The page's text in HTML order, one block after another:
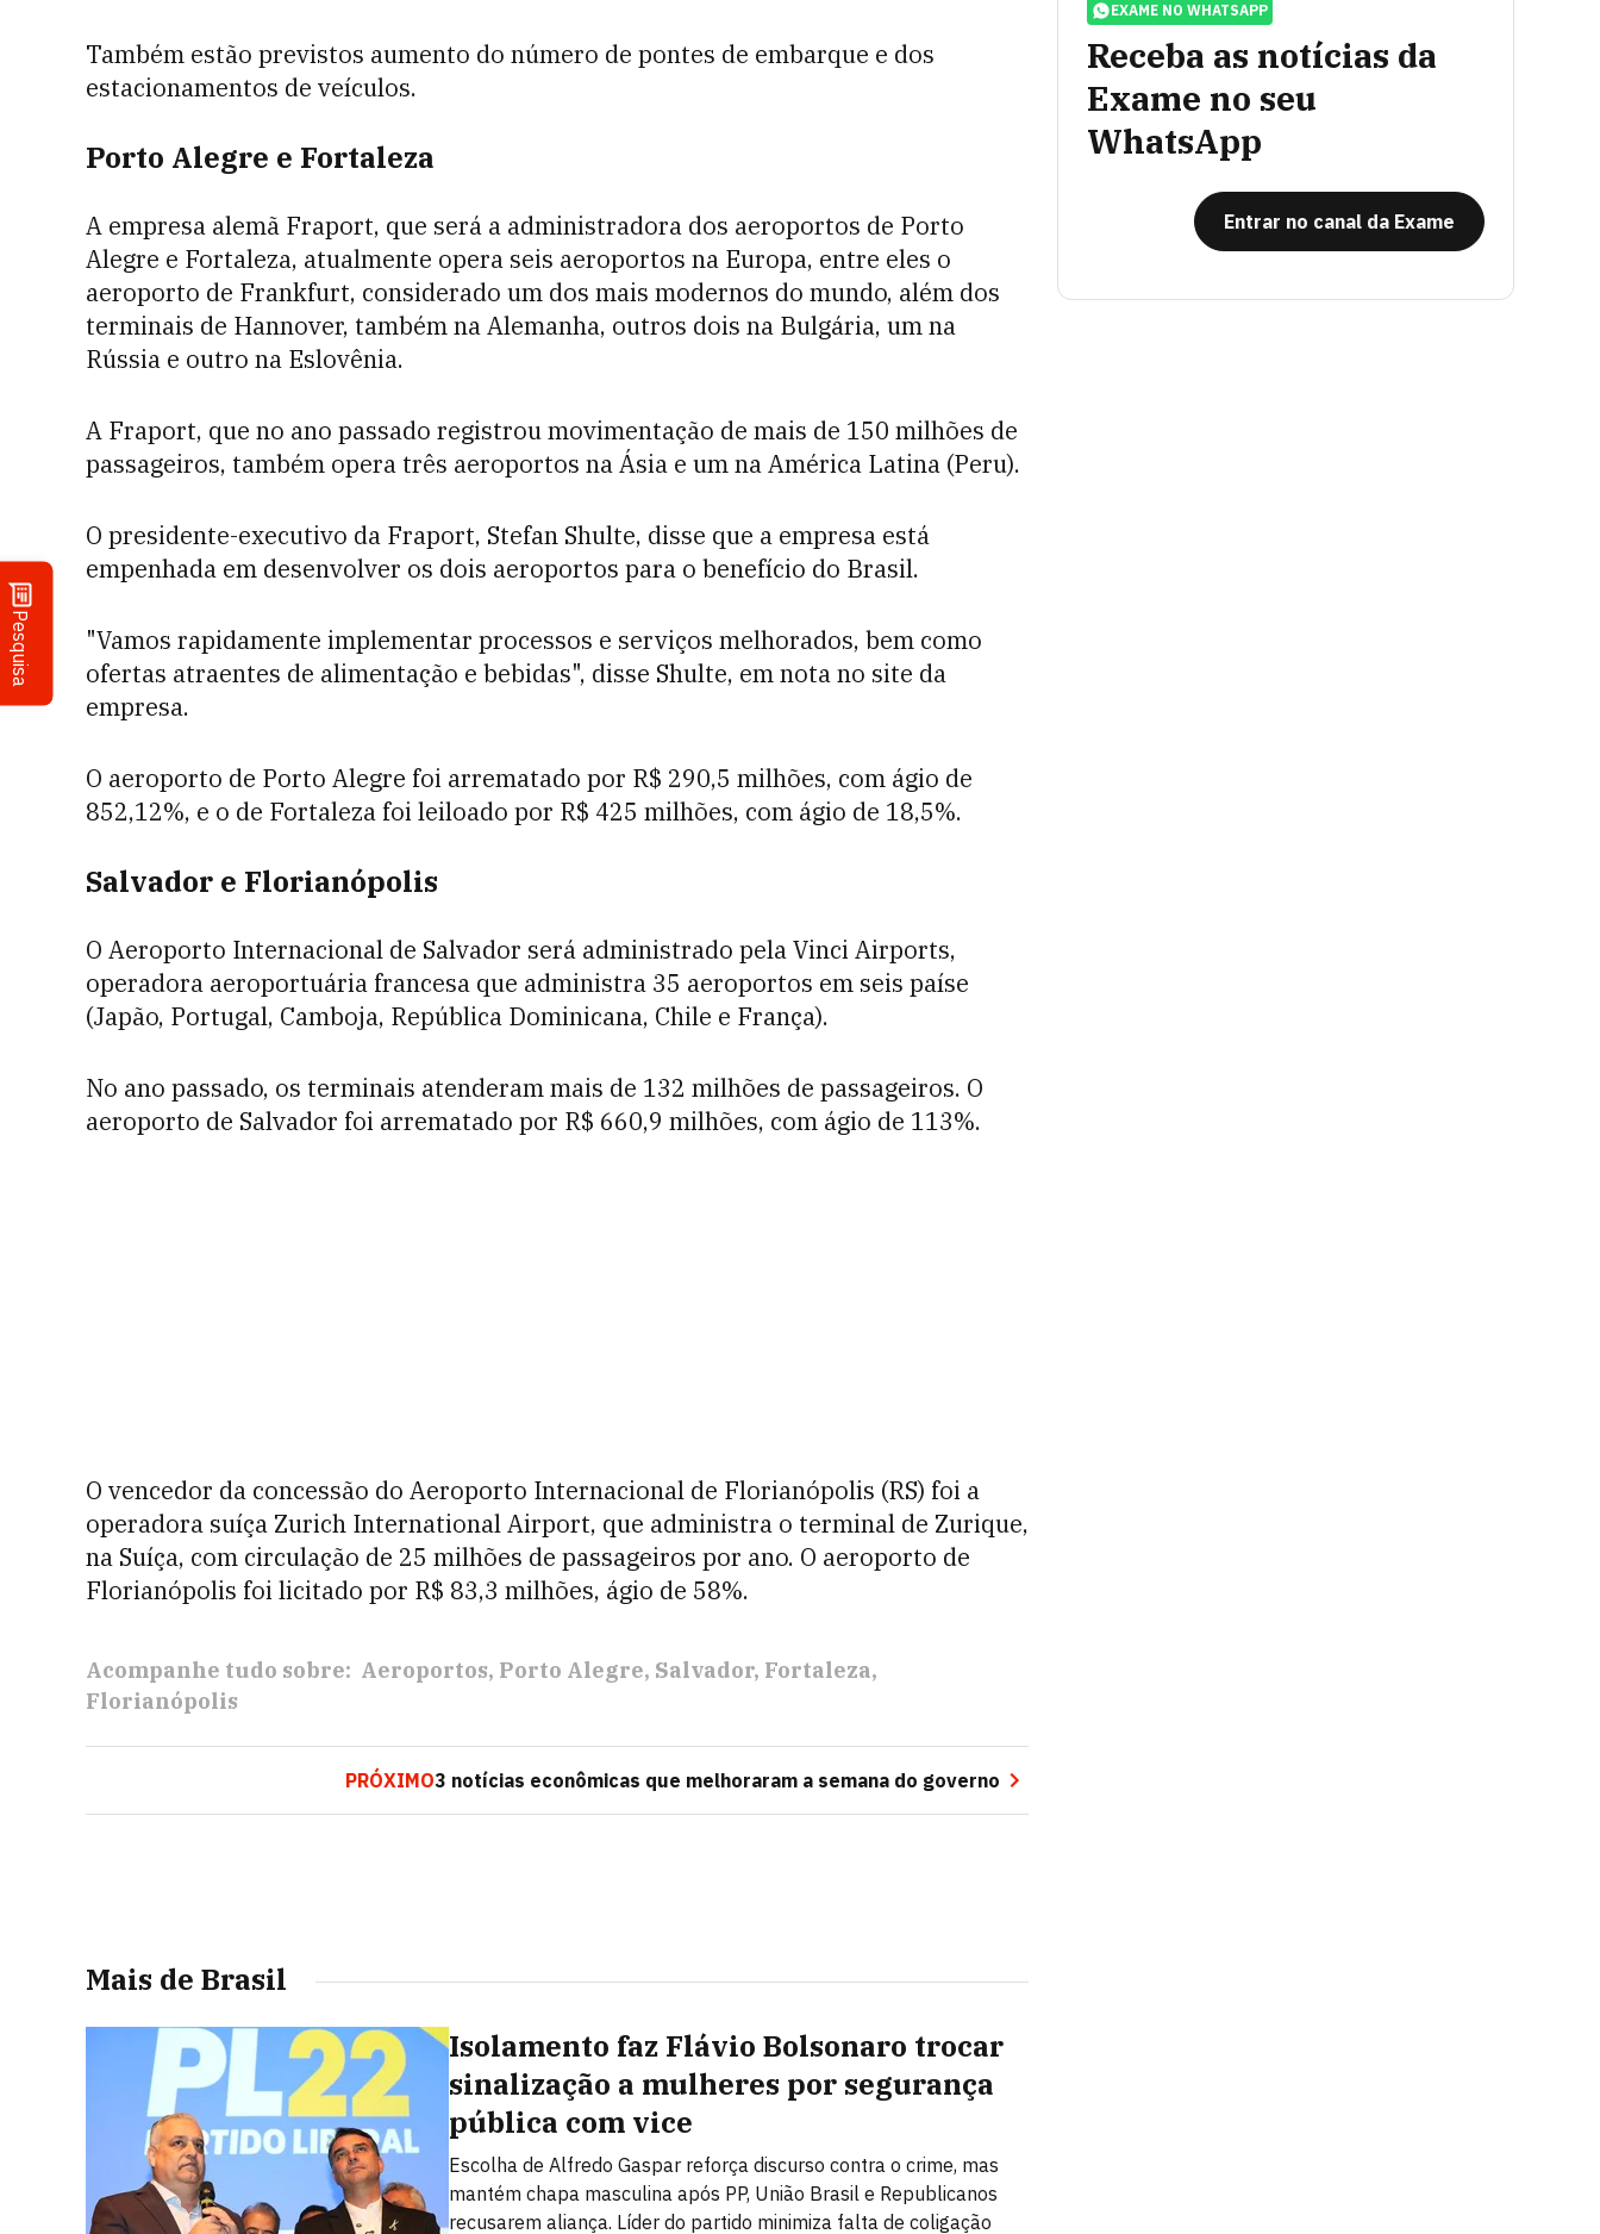
Pesquisa
Também estão previstos aumento do número de pontes de embarque e dos
estacionamentos de veículos.
Porto Alegre e Fortaleza
A empresa alemã Fraport, que será a administradora dos aeroportos de Porto
Alegre e Fortaleza, atualmente opera seis aeroportos na Europa, entre eles o
aeroporto de Frankfurt, considerado um dos mais modernos do mundo, além dos
terminais de Hannover, também na Alemanha, outros dois na Bulgária, um na
Rússia e outro na Eslovênia.
A Fraport, que no ano passado registrou movimentação de mais de 150 milhões de
passageiros, também opera três aeroportos na Ásia e um na América Latina (Peru).
O presidente-executivo da Fraport, Stefan Shulte, disse que a empresa está
empenhada em desenvolver os dois aeroportos para o benefício do Brasil.
"Vamos rapidamente implementar processos e serviços melhorados, bem como
ofertas atraentes de alimentação e bebidas", disse Shulte, em nota no site da
empresa.
O aeroporto de Porto Alegre foi arrematado por R$ 290,5 milhões, com ágio de
852,12%, e o de Fortaleza foi leiloado por R$ 425 milhões, com ágio de 18,5%.
Salvador e Florianópolis
O Aeroporto Internacional de Salvador será administrado pela Vinci Airports,
operadora aeroportuária francesa que administra 35 aeroportos em seis paíse
(Japão, Portugal, Camboja, República Dominicana, Chile e França).
No ano passado, os terminais atenderam mais de 132 milhões de passageiros. O
aeroporto de Salvador foi arrematado por R$ 660,9 milhões, com ágio de 113%.
O vencedor da concessão do Aeroporto Internacional de Florianópolis (RS) foi a
operadora suíça Zurich International Airport, que administra o terminal de Zurique,
na Suíça, com circulação de 25 milhões de passageiros por ano. O aeroporto de
Florianópolis foi licitado por R$ 83,3 milhões, ágio de 58%.
Acompanhe tudo sobre: Aeroportos Porto Alegre Salvador Fortaleza
Florianópolis
PRÓXIMO3 notícias econômicas que melhoraram a semana do governo
Mais de Brasil
Isolamento faz Flávio Bolsonaro trocar
sinalização a mulheres por segurança
pública com vice
Escolha de Alfredo Gaspar reforça discurso contra o crime, mas
mantém chapa masculina após PP, União Brasil e Republicanos
recusarem aliança. Líder do partido minimiza falta de coligação
EXAME NO WHATSAPP
Receba as notícias da
Exame no seu
WhatsApp
Entrar no canal da Exame